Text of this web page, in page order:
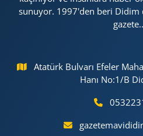
sunuyor. 1997'den beri Didim
Atatürk Bulvarı Efeler
Hanı No:1/B